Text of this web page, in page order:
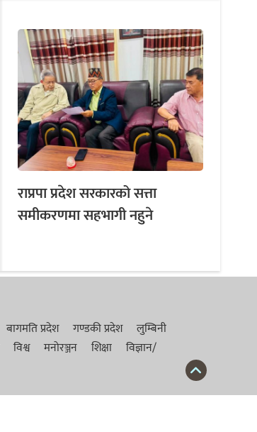
राप्रपा प्रदेश सरकारको सत्ता
समीकरणमा सहभागी नहुने
बागमति प्रदेश गण्डकी प्रदेश
लुम्बिनी
विश्व मनोरञ्जन शिक्षा
विज्ञान/